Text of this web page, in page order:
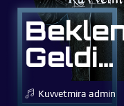
Geldi…
Kuvvetmira admin